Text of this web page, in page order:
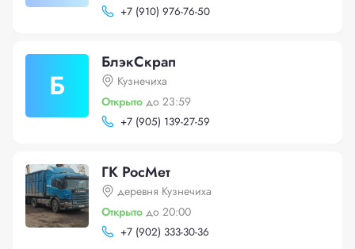
+7 (910) 976-76-50
Б
БлэкСкрап
Кузнечиха
Открыто до 23:59
+7 (905) 139-27-59
ГК РосМет
деревня Кузнечиха
Открыто до 20:00
+7 (902) 333-30-36